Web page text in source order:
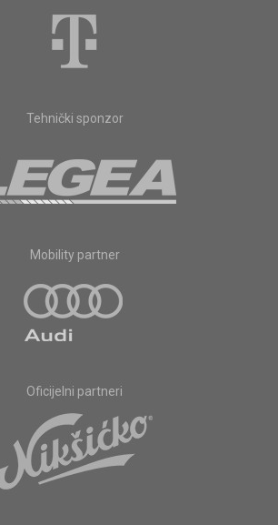
Tehnički sponzor
Mobility partner
Oficijelni partneri